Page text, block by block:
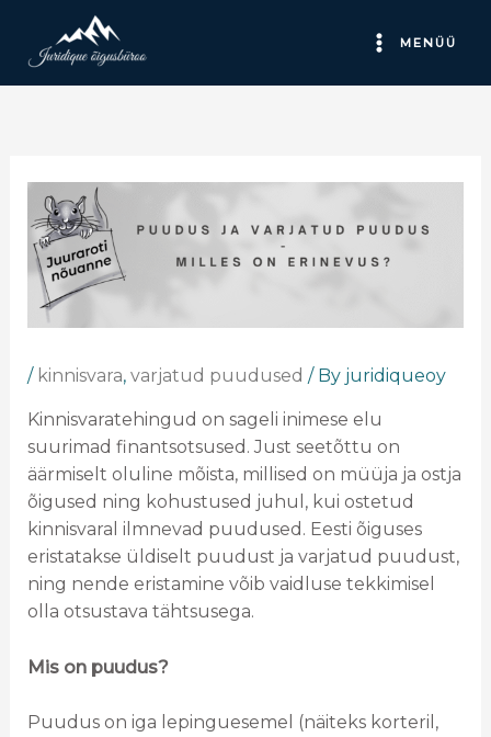
content
MENÜÜ
/ kinnisvara, varjatud puudused / By juridiqueoy
Kinnisvaratehingud on sageli inimese elu
suurimad finantsotsused. Just seetõttu on
äärmiselt oluline mõista, millised on müüja ja ostja
õigused ning kohustused juhul, kui ostetud
kinnisvaral ilmnevad puudused. Eesti õiguses
eristatakse üldiselt puudust ja varjatud puudust,
ning nende eristamine võib vaidluse tekkimisel
olla otsustava tähtsusega.
Mis on puudus?
Puudus on iga lepinguesemel (näiteks korteril,